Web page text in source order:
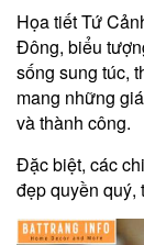
Họa tiết Tứ
Đông, biểu
sống sung túc,
mang những
và thành công.
Đặc biệt, các
đẹp quyền quý,